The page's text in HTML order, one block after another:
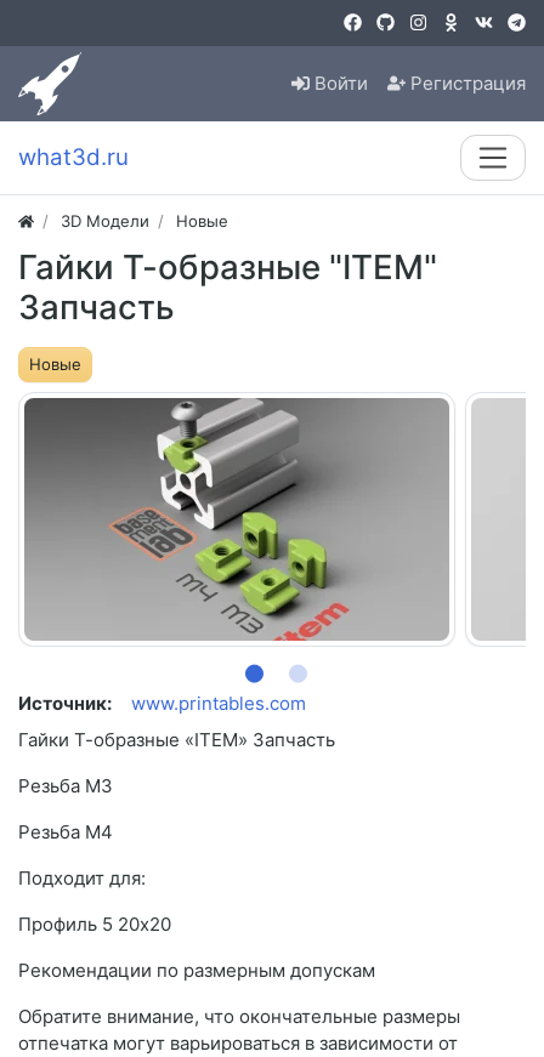
Войти Регистрация
what3d.ru
3D Модели Новые
Гайки Т-образные "ITEM"
Запчасть
Новые
Источник:
www.printables.com
Гайки Т-образные «ITEM» Запчасть
Резьба М3
Резьба М4
Подходит для:
Профиль 5 20х20
Рекомендации по размерным допускам
Обратите внимание, что окончательные размеры
отпечатка могут варьироваться в зависимости от